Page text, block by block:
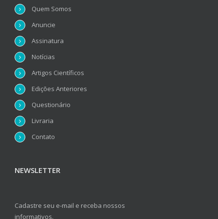
Quem Somos
Anuncie
Assinatura
Notícias
Artigos Científicos
Edições Anteriores
Questionário
Livraria
Contato
NEWSLETTER
Cadastre seu e-mail e receba nossos
informativos.